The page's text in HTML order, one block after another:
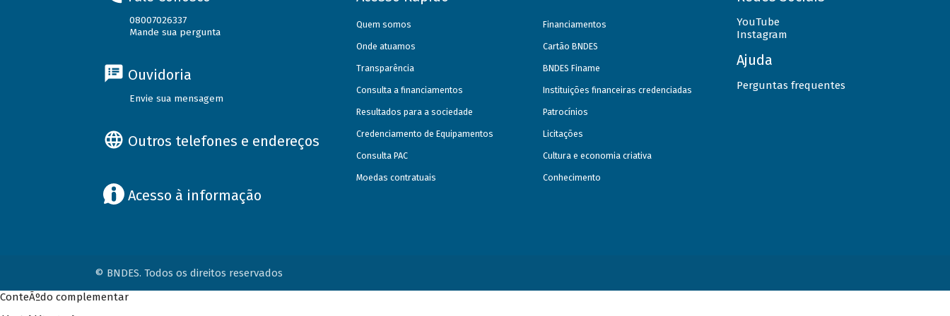
08007026337
Mande sua pergunta
Ouvidoria
Envie sua mensagem
Outros telefones e endereços
Acesso à informação
Quem somos
Onde atuamos
Transparência
Consulta a financiamentos
Resultados para a sociedade
Credenciamento de Equipamentos
Consulta PAC
Moedas contratuais
Financiamentos
Cartão BNDES
BNDES Finame
Instituições financeiras credenciadas
Patrocínios
Licitações
Cultura e economia criativa
Conhecimento
YouTube
Instagram
Ajuda
Perguntas frequentes
© BNDES. Todos os direitos reservados
ConteÃºdo complementar